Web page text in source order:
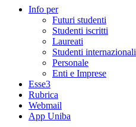
Info per
Futuri studenti
Studenti iscritti
Laureati
Studenti internazionali
Personale
Enti e Imprese
Esse3
Rubrica
Webmail
App Uniba